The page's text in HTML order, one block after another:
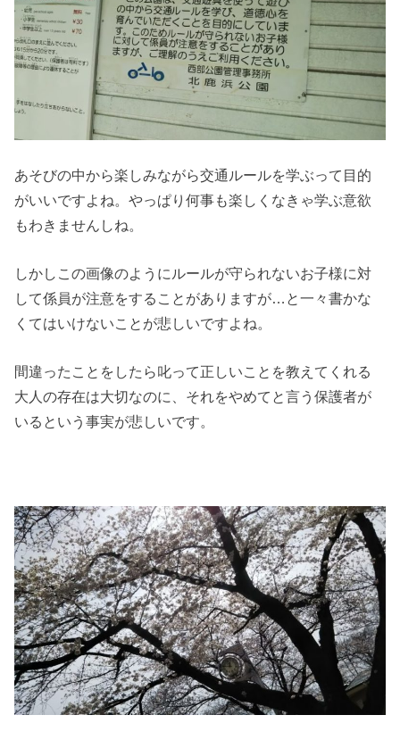
あそびの中から楽しみながら交通ルールを学ぶって目的
がいいですよね。やっぱり何事も楽しくなきゃ学ぶ意欲
もわきませんしね。
しかしこの画像のようにルールが守られないお子様に対
して係員が注意をすることがありますが…と一々書かな
くてはいけないことが悲しいですよね。
間違ったことをしたら叱って正しいことを教えてくれる
大人の存在は大切なのに、それをやめてと言う保護者が
いるという事実が悲しいです。